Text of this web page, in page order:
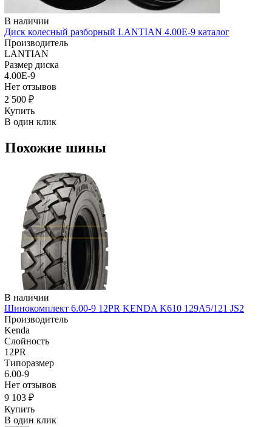
В наличии
Диск колесный разборный LANTIAN 4.00E-9 каталог
Производитель
LANTIAN
Размер диска
4.00E-9
Нет отзывов
2 500 ₽
Купить
В один клик
Похожие шины
В наличии
Шинокомплект 6.00-9 12PR KENDA K610 129A5/121 JS2
Производитель
Kenda
Слойность
12PR
Типоразмер
6.00-9
Нет отзывов
9 103 ₽
Купить
В один клик